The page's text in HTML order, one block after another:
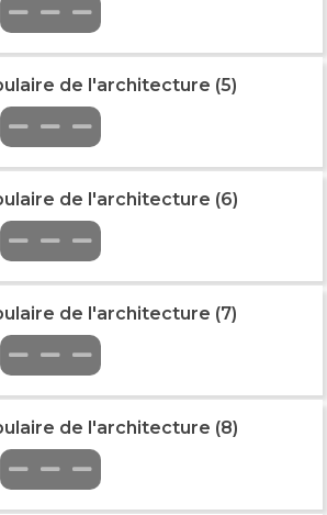
de l'architecture (5)
de l'architecture (6)
de l'architecture (7)
de l'architecture (8)